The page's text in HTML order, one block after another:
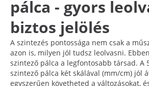
pálca - gyors
biztos jelölés
A szintezés pontossága nem csak a
azon is, milyen jól tudsz leolvasni.
szintező pálca a legfontosabb társad. A
szintező pálca két skálával (mm/cm) jól
egyszerűen követheted a változásokat,